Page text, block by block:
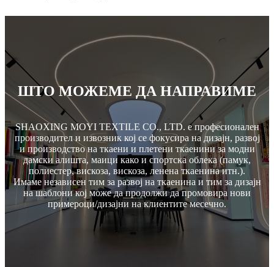
ШТО МОЖЕМЕ ДА НАПРАВИМЕ
SHAOXING MOYI TEXTILE CO., LTD. е професионален
производител и извозник кој се фокусира на дизајн, развој
и производство на ткаени и плетени ткаенини за модни
дамски алишта, маици како и спортска облека (памук,
полиестер, вискоза, вискоза, ленена ткаенина итн.).
Имаме независен тим за развој на ткаенина и тим за дизајн
на шаблони кој може да продолжи да промовира нови
примероци/дизајни на клиентите месечно.